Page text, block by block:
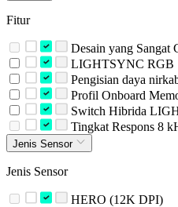
Fitur
Desain yang Sangat
LIGHTSYNC RGB
Pengisian daya
Profil Onboard
Switch Hibrida
Tingkat Respons 8
Jenis Sensor
Jenis Sensor
HERO (12K DPI)